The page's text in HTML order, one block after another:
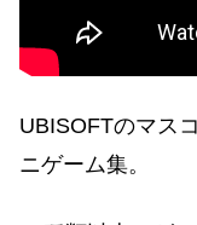
UBISOFTのマス
ニゲーム集。